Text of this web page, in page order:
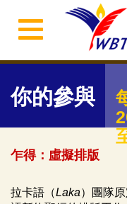
你的參與
乍得：虛擬排版
拉卡語（Laka）團隊